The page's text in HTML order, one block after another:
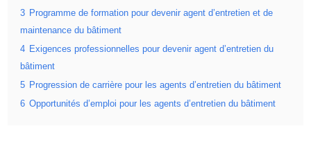
3 Programme de formation pour devenir agent d’entretien et de
maintenance du bâtiment
4 Exigences professionnelles pour devenir agent d’entretien du
bâtiment
5 Progression de carrière pour les agents d’entretien du bâtiment
6 Opportunités d’emploi pour les agents d’entretien du bâtiment